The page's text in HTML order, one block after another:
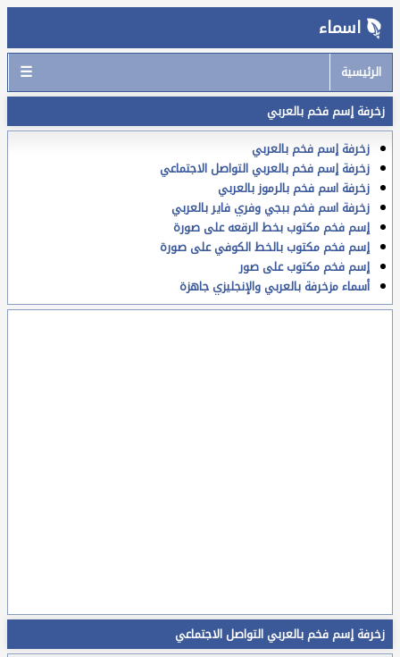
اسماء
الرئيسية ☰
زخرفة إسم فخم بالعربي
زخرفة إسم فخم بالعربي
زخرفة إسم فخم بالعربي التواصل الاجتماعي
زخرفة اسم فخم بالرموز بالعربي
زخرفة اسم فخم ببجي وفري فاير بالعربي
إسم فخم مكتوب بخط الرقعه على صورة
إسم فخم مكتوب بالخط الكوفي على صورة
إسم فخم مكتوب على صور
أسماء مزخرفة بالعربي والإنجليزي جاهزة
زخرفة إسم فخم بالعربي التواصل الاجتماعي